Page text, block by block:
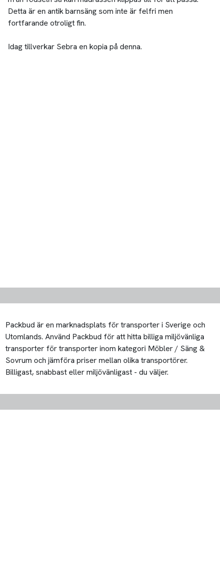
Detta är en antik barnsäng som inte är felfri men
fortfarande otroligt fin.
Idag tillverkar Sebra en kopia på denna.
Packbud är en marknadsplats för transporter i Sverige och
Utomlands. Använd Packbud för att hitta billiga miljövänliga
transporter för transporter inom kategori Möbler / Säng &
Sovrum och jämföra priser mellan olika transportörer.
Billigast, snabbast eller miljövänligast - du väljer.